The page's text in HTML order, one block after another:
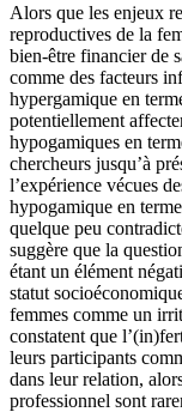
Alors que les enjeux
reproductives de la
bien-être financier de
comme des facteurs
hypergamique en
potentiellement
hypogamiques en
chercheurs jusqu’à
l’expérience vécues
hypogamique en
quelque peu
suggère que la
étant un élément
statut
femmes comme un
constatent que
leurs participants
dans leur relation,
professionnel sont